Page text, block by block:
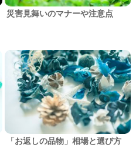
災害見舞いのマナーや注意点
「お返しの品物」相場と選び方